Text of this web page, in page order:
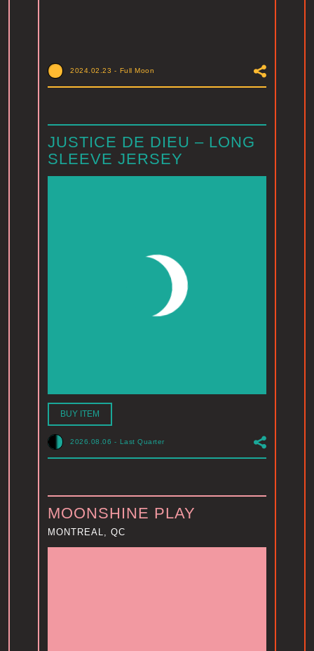
2024.02.23 - Full Moon
JUSTICE DE DIEU – LONG
SLEEVE JERSEY
BUY ITEM
2026.08.06 - Last Quarter
MOONSHINE PLAY
MONTREAL, QC